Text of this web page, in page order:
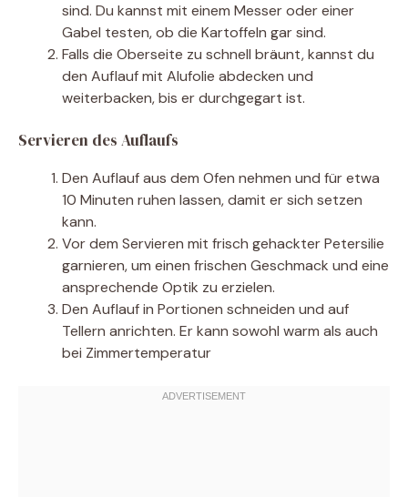
sind. Du kannst mit einem Messer oder einer
Gabel testen, ob die Kartoffeln gar sind.
Falls die Oberseite zu schnell bräunt, kannst du
den Auflauf mit Alufolie abdecken und
weiterbacken, bis er durchgegart ist.
Servieren des Auflaufs
Den Auflauf aus dem Ofen nehmen und für etwa
10 Minuten ruhen lassen, damit er sich setzen
kann.
Vor dem Servieren mit frisch gehackter Petersilie
garnieren, um einen frischen Geschmack und eine
ansprechende Optik zu erzielen.
Den Auflauf in Portionen schneiden und auf
Tellern anrichten. Er kann sowohl warm als auch
bei Zimmertemperatur